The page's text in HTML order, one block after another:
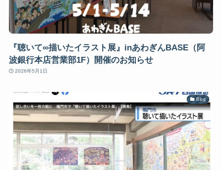
『聴いて∞描いたイラスト展』inあわぎんBASE（阿
波銀行本店営業部1F）開催のお知らせ
2026年5月1日
Blog